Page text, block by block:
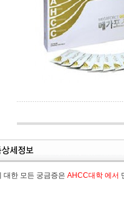
대한 모든 궁금증은 AHCC대학 에서